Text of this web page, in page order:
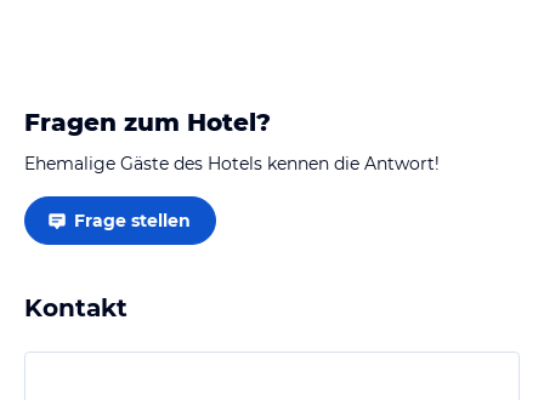
Fragen zum Hotel?
Ehemalige Gäste des Hotels kennen die Antwort!
Frage stellen
Kontakt